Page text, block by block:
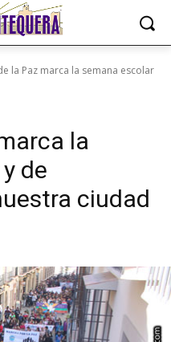
la Paz marca la semana escolar
la
de
ciudad